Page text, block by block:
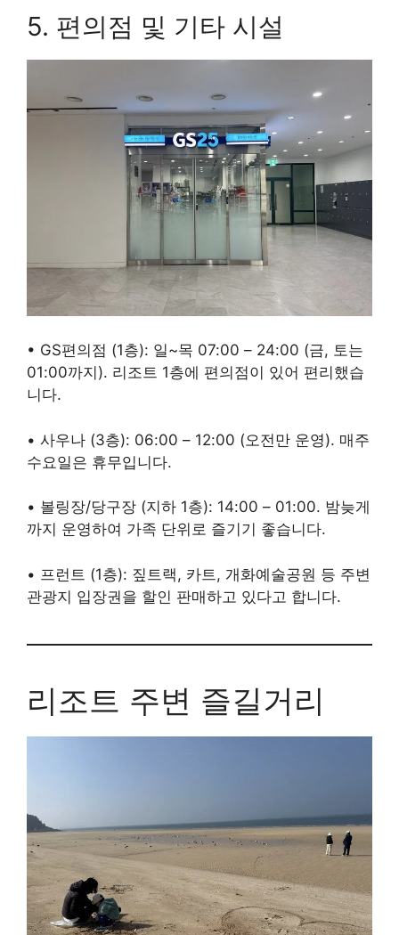
5. 편의점 및 기타 시설
• GS편의점 (1층): 일~목 07:00 – 24:00 (금, 토는
01:00까지). 리조트 1층에 편의점이 있어 편리했습
니다.
• 사우나 (3층): 06:00 – 12:00 (오전만 운영). 매주
수요일은 휴무입니다.
• 볼링장/당구장 (지하 1층): 14:00 – 01:00. 밤늦게
까지 운영하여 가족 단위로 즐기기 좋습니다.
• 프런트 (1층): 짚트랙, 카트, 개화예술공원 등 주변
관광지 입장권을 할인 판매하고 있다고 합니다.
리조트 주변 즐길거리